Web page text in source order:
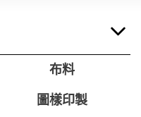
布料
圖樣印製